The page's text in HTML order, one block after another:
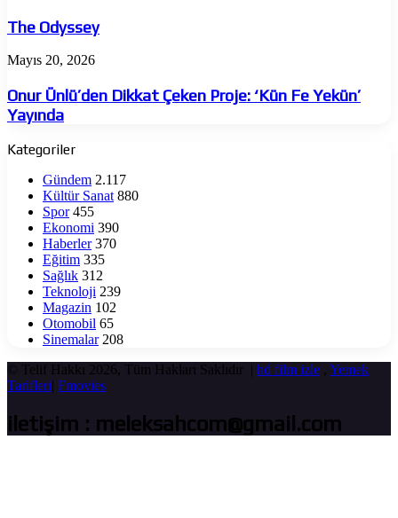
The Odyssey
Onur
Dikkat
Çeken
Proje:
Fe
Yekün’
Yayında
Mayıs 20, 2026
Onur Ünlü’den Dikkat Çeken Proje: ‘Kün Fe Yekün’
Yayında
Kategoriler
Gündem 2.117
Kültür Sanat 880
Spor 455
Ekonomi 390
Haberler 370
Eğitim 335
Sağlık 312
Teknoloji 239
Magazin 102
Otomobil 65
Sinemalar 208
© Telif Hakkı 2026, Tüm Hakları Saklıdır | hd film izle , Yemek
Tarifleri| Fmovies
iletişim : meleksahcom@gmail.com